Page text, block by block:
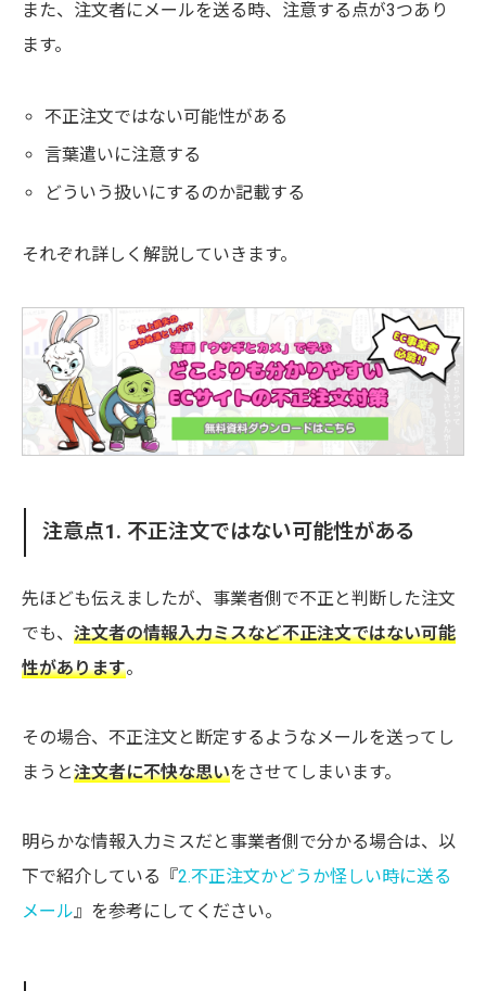
また、注文者にメールを送る時、注意する点が3つあり
ます。
不正注文ではない可能性がある
言葉遣いに注意する
どういう扱いにするのか記載する
それぞれ詳しく解説していきます。
注意点1. 不正注文ではない可能性がある
先ほども伝えましたが、事業者側で不正と判断した注文
でも、 注文者の情報入力ミスなど不正注文ではない可能
性があります。
その場合、不正注文と断定するようなメールを送ってし
まうと注文者に不快な思いをさせてしまいます。
明らかな情報入力ミスだと事業者側で分かる場合は、以
下で紹介している『2.不正注文かどうか怪しい時に送る
メール』を参考にしてください。